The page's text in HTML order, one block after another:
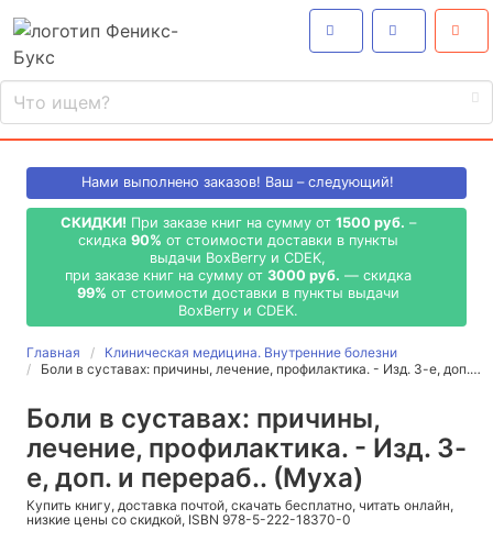
Нами выполнено заказов! Ваш – следующий!
СКИДКИ! При заказе книг на сумму от 1500 руб. –
скидка 90% от стоимости доставки в пункты
выдачи BoxBerry и CDEK,
при заказе книг на сумму от 3000 руб. — скидка
99% от стоимости доставки в пункты выдачи
BoxBerry и CDEK.
Главная
Клиническая медицина. Внутренние болезни
Боли в суставах: причины, лечение, профилактика. - Изд. 3-е, доп.…
Боли в суставах: причины,
лечение, профилактика. - Изд. 3-
е, доп. и перераб.. (Муха)
Купить книгу, доставка почтой, скачать бесплатно, читать онлайн,
низкие цены со скидкой, ISBN 978-5-222-18370-0